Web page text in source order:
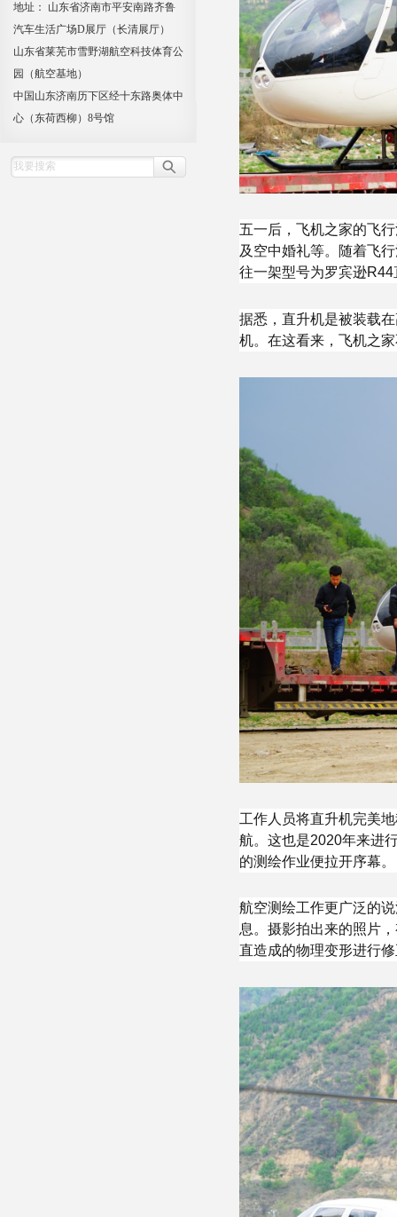
地址： 山东省济南市平安南路齐鲁
汽车生活广场D展厅（长清展厅）
山东省莱芜市雪野湖航空科技体育公
园（航空基地）
中国山东济南历下区经十东路奥体中
心（东荷西柳）8号馆
五一后，飞机之家的飞
及空中婚礼等。随着飞
往一架型号为罗宾逊
据悉，直升机是被装载
机。在这看来，飞机之
工作人员将直升机完美
航。这也是2020年来进
的测绘作业便拉开序幕。
航空测绘工作更广泛的
息。摄影拍出来的照片
直造成的物理变形进行